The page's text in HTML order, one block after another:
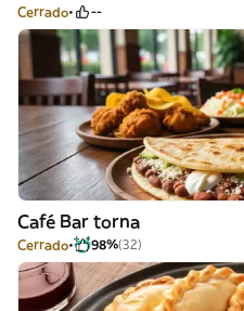
Cerrado --
Café Bar torna
Cerrado 98%(32)